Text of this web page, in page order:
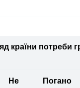
країни потреби
Не
Погано